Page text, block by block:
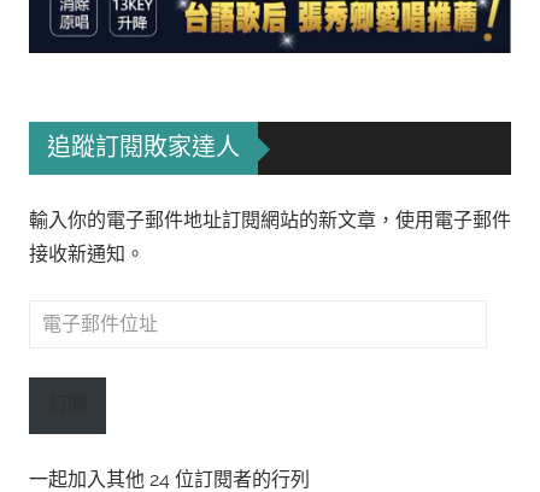
追蹤訂閱敗家達人
輸入你的電子郵件地址訂閱網站的新文章，使用電子郵件
接收新通知。
電
郵
址
一起加入其他 24 位訂閱者的行列